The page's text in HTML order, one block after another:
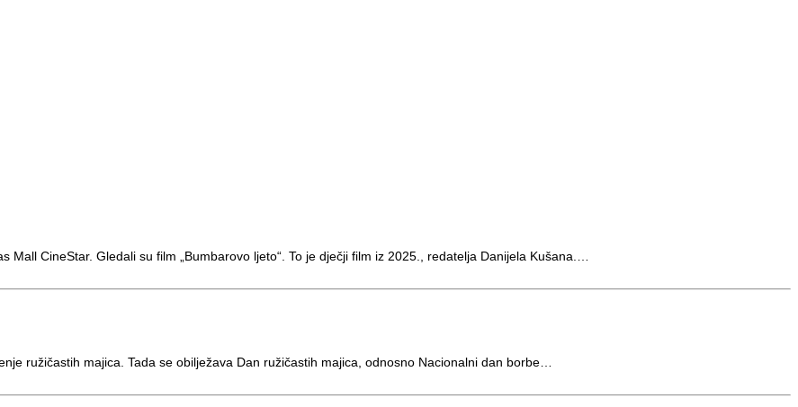
CineStar. Gledali su film „Bumbarovo ljeto“. To je dječji film iz 2025., redatelja Danijela Kušana.…
majica. Tada se obilježava Dan ružičastih majica, odnosno Nacionalni dan borbe…